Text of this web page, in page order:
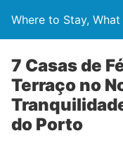
Where to Stay,
7 Casas de
Terraço no
do Porto